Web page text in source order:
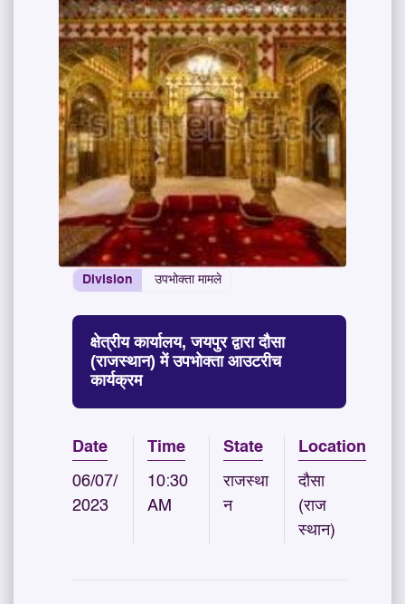
Division उपभोक्ता मामले
क्षेत्रीय कार्यालय, जयपुर द्वारा दौसा
(राजस्थान) में उपभोक्ता आउटरीच
कार्यक्रम
Date
06/07/
2023
Time
10:30
AM
State
राजस्था
न
Location
दौसा
(राज
स्थान)